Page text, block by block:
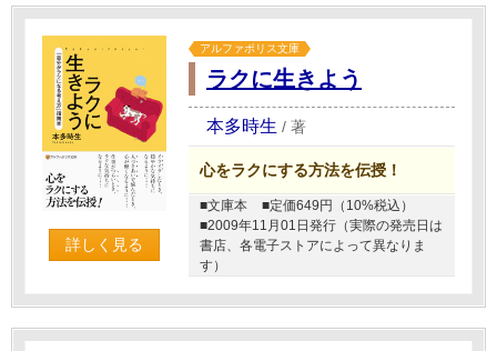
詳しく見る
アルファポリス文庫
ラクに生きよう
本多時生 / 著
心をラクにする方法を伝授！
■文庫本
■定価649円（10%税込）
■2009年11月01日発行（実際の発売日は
書店、各電子ストアによって異なりま
す）